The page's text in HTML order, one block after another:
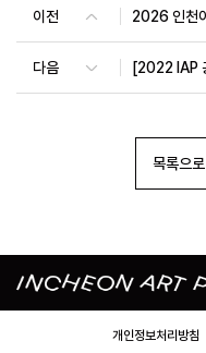
이전
다음
목록으로
개인정보처리방침